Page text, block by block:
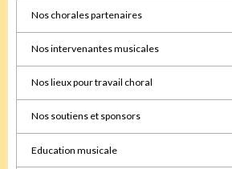
Nos chorales partenaires
Nos intervenantes musicales
Nos lieux pour travail choral
Nos soutiens et sponsors
Education musicale